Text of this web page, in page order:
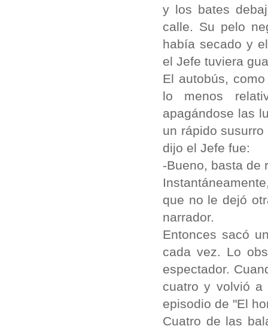
y los bates
calle. Su pelo
había secado y
el Jefe tuviera
El autobús,
lo menos
apagándose las
un rápido
dijo el Jefe fue:
-Bueno, basta de
que no le dejó
narrador.
Entonces sacó
cada vez. Lo
espectador.
cuatro y volvió a
episodio de "El
Cuatro de las